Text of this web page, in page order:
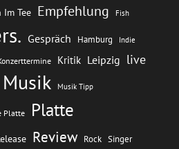
Im Tee Empfehlung Fish
Gespräch Hamburg Indie
Kritik Leipzig live
Musik Musik Tipp
Platte Platte
Review Rock Singer